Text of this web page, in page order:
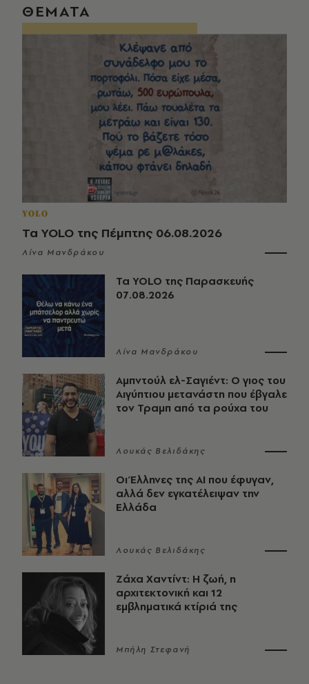
ΘΕΜΑΤΑ
YOLO
Τα YOLO της Πέμπτης 06.08.2026
Λίνα Μανδράκου
Τα YOLO της Παρασκευής
07.08.2026
Λίνα Μανδράκου
Αμπντούλ ελ-Σαγιέντ: Ο γιος του
Αιγύπτιου μετανάστη που έβγαλε
τον Τραμπ από τα ρούχα του
Λουκάς Βελιδάκης
Οι Έλληνες της ΑΙ που έφυγαν,
αλλά δεν εγκατέλειψαν την
Ελλάδα
Λουκάς Βελιδάκης
Ζάχα Χαντίντ: Η ζωή, η
αρχιτεκτονική και 12
εμβληματικά κτίριά της
Μπήλη Στεφανή